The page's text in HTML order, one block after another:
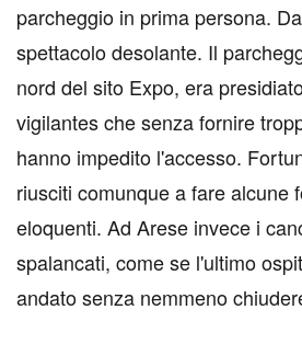
parcheggio in prima persona.
spettacolo desolante. Il
nord del sito Expo, era
vigilantes che senza fornire
hanno impedito l'accesso.
riusciti comunque a fare alcune
eloquenti. Ad Arese invece i
spalancati, come se l'ultimo
andato senza nemmeno